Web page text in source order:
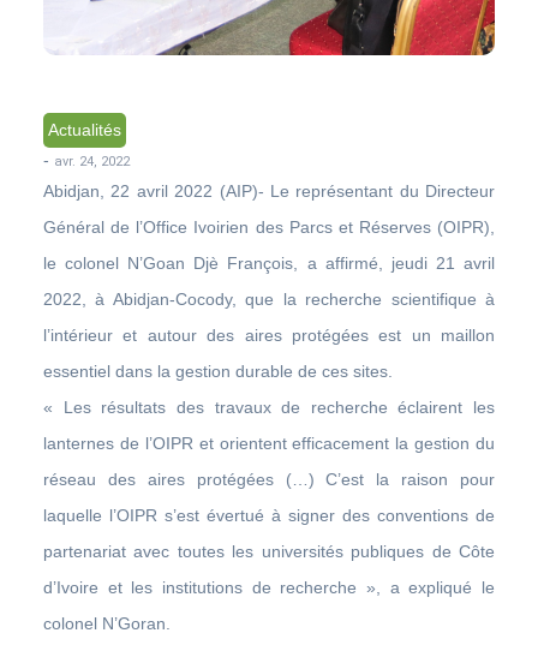
Actualités
- avr. 24, 2022
Abidjan, 22 avril 2022 (AIP)- Le représentant du Directeur
Général de l’Office Ivoirien des Parcs et Réserves (OIPR),
le colonel N’Goan Djè François, a affirmé, jeudi 21 avril
2022, à Abidjan-Cocody, que la recherche scientifique à
l’intérieur et autour des aires protégées est un maillon
essentiel dans la gestion durable de ces sites.
« Les résultats des travaux de recherche éclairent les
lanternes de l’OIPR et orientent efficacement la gestion du
réseau des aires protégées (…) C’est la raison pour
laquelle l’OIPR s’est évertué à signer des conventions de
partenariat avec toutes les universités publiques de Côte
d’Ivoire et les institutions de recherche », a expliqué le
colonel N’Goran.